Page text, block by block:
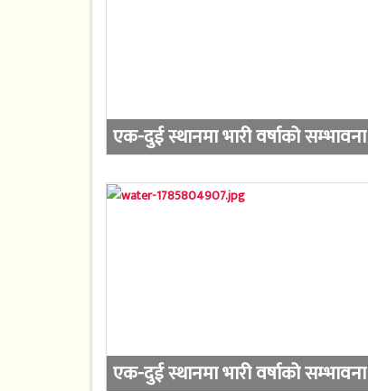
एक-दुई स्थानमा भारी वर्षाको सम्भावना
एक-दुई स्थानमा भारी वर्षाको सम्भावना